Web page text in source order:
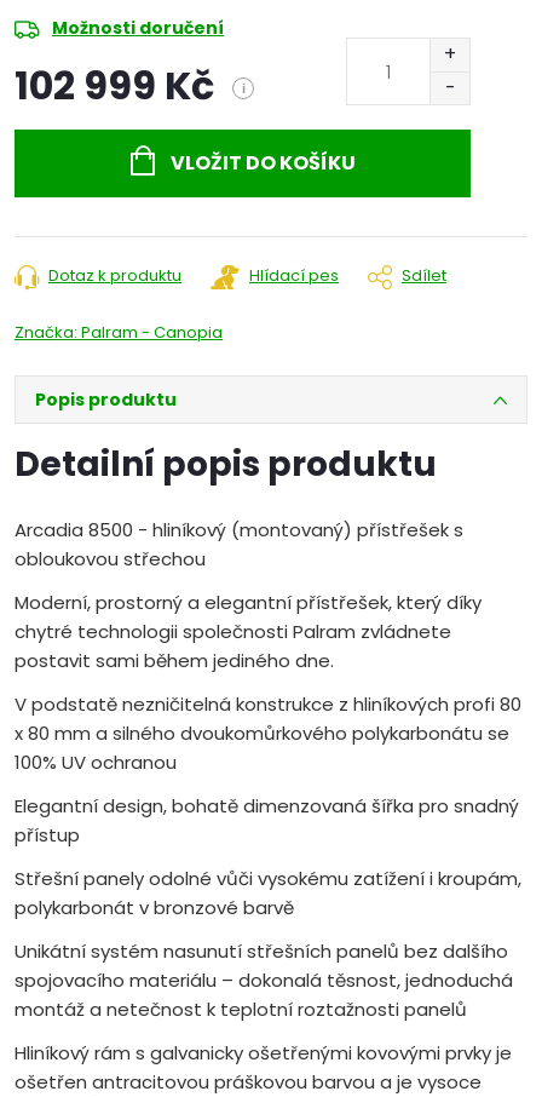
Možnosti doručení
102 999 Kč i
VLOŽIT DO KOŠÍKU
Dotaz k produktu Hlídací pes Sdílet
Značka: Palram - Canopia
Popis produktu
Detailní popis produktu
Arcadia 8500 - hliníkový (montovaný) přístřešek s
obloukovou střechou
Moderní, prostorný a elegantní přístřešek, který díky
chytré technologii společnosti Palram zvládnete
postavit sami během jediného dne.
V podstatě nezničitelná konstrukce z hliníkových profi 80
x 80 mm a silného dvoukomůrkového polykarbonátu se
100% UV ochranou
Elegantní design, bohatě dimenzovaná šířka pro snadný
přístup
Střešní panely odolné vůči vysokému zatížení i kroupám,
polykarbonát v bronzové barvě
Unikátní systém nasunutí střešních panelů bez dalšího
spojovacího materiálu – dokonalá těsnost, jednoduchá
montáž a netečnost k teplotní roztažnosti panelů
Hliníkový rám s galvanicky ošetřenými kovovými prvky je
ošetřen antracitovou práškovou barvou a je vysoce